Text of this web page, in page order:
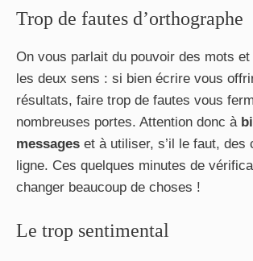
Trop de fautes d’orthographe
On vous parlait du pouvoir des mots
les deux sens : si bien écrire vous
résultats, faire trop de fautes vous
nombreuses portes. Attention donc à
messages et à utiliser, s’il le faut, des
ligne. Ces quelques minutes de
changer beaucoup de choses !
Le trop sentimental